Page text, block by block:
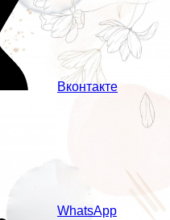
Вконтакте
WhatsApp